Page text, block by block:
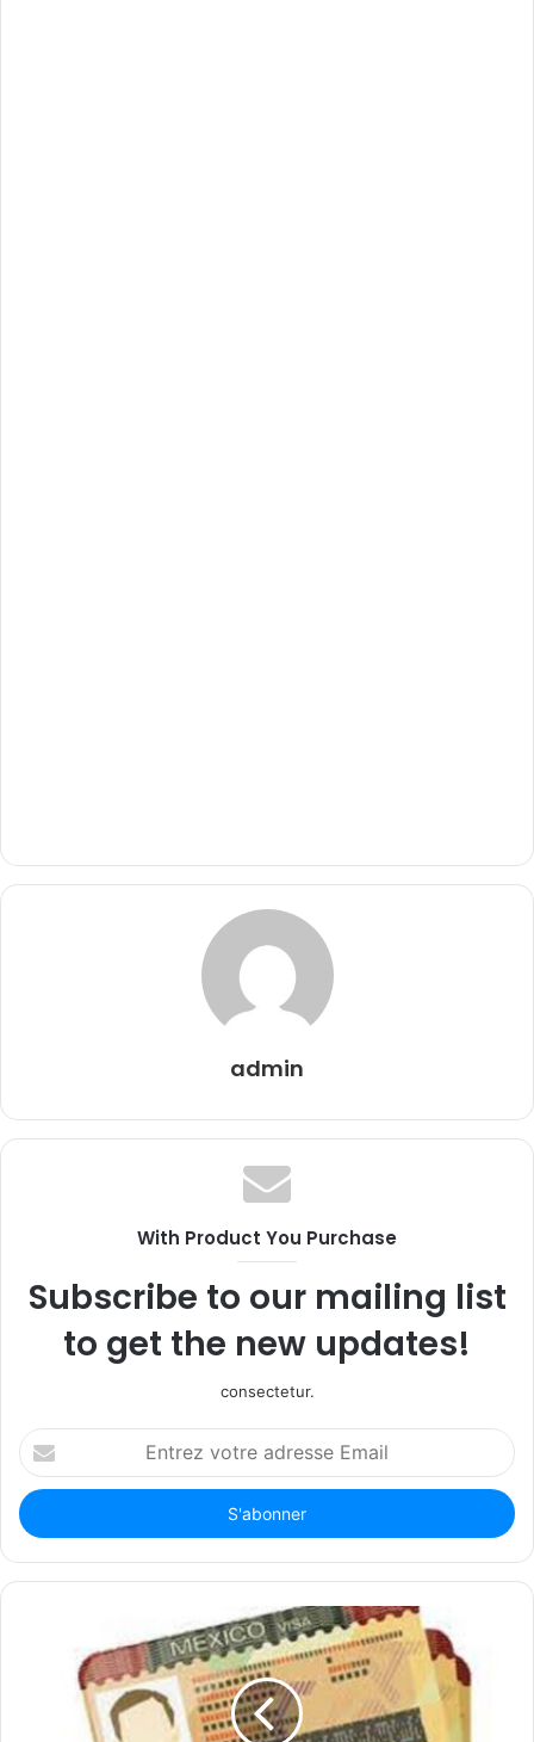
admin
With Product You Purchase
Subscribe to our mailing list
to get the new updates!
consectetur.
Entrez
votre
adresse
Email